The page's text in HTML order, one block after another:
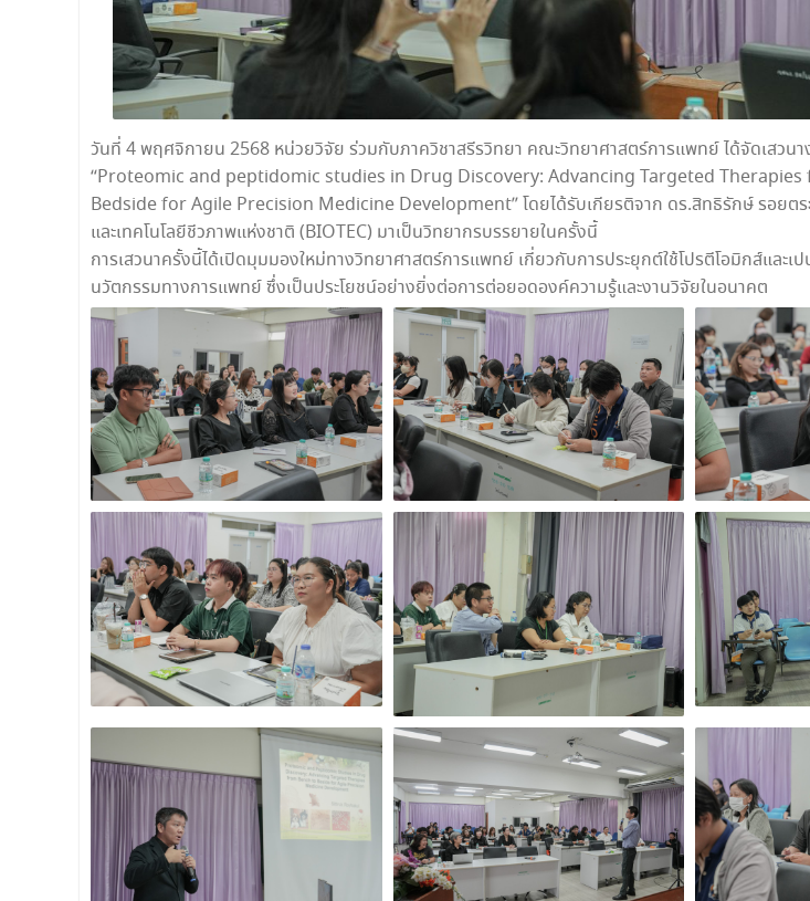
วันที่ 4 พฤศจิกายน 2568 หน่วยวิจัย ร่วมกับภาควิชาสรีรวิทยา คณะวิทยาศาสตร์การแพทย์ ได้จัดเสวนา
“Proteomic and peptidomic studies in Drug Discovery: Advancing Targeted
Bedside for Agile Precision Medicine Development” โดยได้รับเกียรติจาก ดร.สิทธิรักษ์ รอยต
และเทคโนโลยีชีวภาพแห่งชาติ (BIOTEC) มาเป็นวิทยากรบรรยายในครั้งนี้
การเสวนาครั้งนี้ได้เปิดมุมมองใหม่ทางวิทยาศาสตร์การแพทย์ เกี่ยวกับการประยุกต์ใช้โปรตีโอมิกส์และเ
นวัตกรรมทางการแพทย์ ซึ่งเป็นประโยชน์อย่างยิ่งต่อการต่อยอดองค์ความรู้และงานวิจัยในอนาคต